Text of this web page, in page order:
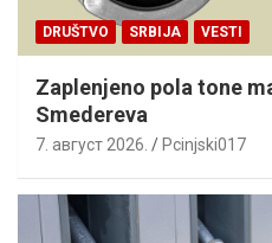
DRUŠTVO SRBIJA VESTI
Zaplenjeno pola tone
Smedereva
7. август 2026. Pcinjski017